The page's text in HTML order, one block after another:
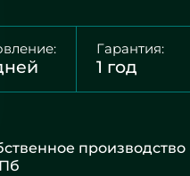
Гарантия:
1 год
производство